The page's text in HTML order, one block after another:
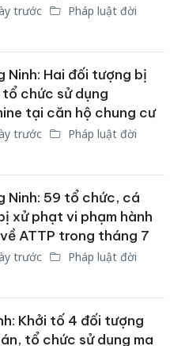
trước
Pháp luật đời
Ninh: Hai đối tượng bị
chức sử dụng
tại căn hộ chung cư
trước
Pháp luật đời
Ninh: 59 tổ chức, cá
xử phạt vi phạm hành
ATTP trong tháng 7
trước
Pháp luật đời
Khởi tố 4 đối tượng
tổ chức sử dụng ma